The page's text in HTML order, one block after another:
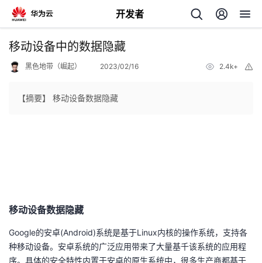
开发者
返
发
移动设备中的数据隐藏
黑色地带（崛起） 2023/02/16 2.4k+
【摘要】 移动设备数据隐藏
移动设备数据隐藏
Google的安卓(Android)系统是基于Linux内核的操作系统，支持各
种移动设备。安卓系统的广泛应用带来了大量基千该系统的应用程
序。具体的安全特性内置于安卓的原生系统中，很多生产商都基于